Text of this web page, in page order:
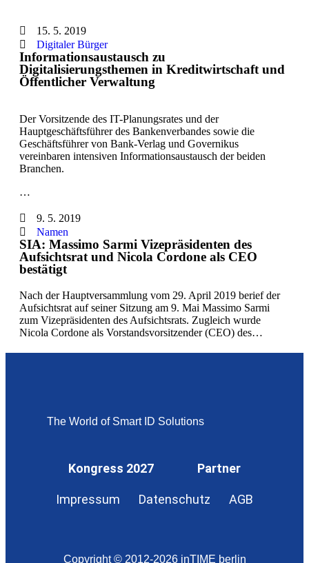
15. 5. 2019
Digitaler Bürger
Informationsaustausch zu
Digitalisierungsthemen in Kreditwirtschaft und
Öffentlicher Verwaltung
Der Vorsitzende des IT-Planungsrates und der
Hauptgeschäftsführer des Bankenverbandes sowie die
Geschäftsführer von Bank-Verlag und Governikus
vereinbaren intensiven Informationsaustausch der beiden
Branchen.
…
9. 5. 2019
Namen
SIA: Massimo Sarmi Vizepräsidenten des
Aufsichtsrat und Nicola Cordone als CEO
bestätigt
Nach der Hauptversammlung vom 29. April 2019 berief der
Aufsichtsrat auf seiner Sitzung am 9. Mai Massimo Sarmi
zum Vizepräsidenten des Aufsichtsrats. Zugleich wurde
Nicola Cordone als Vorstandsvorsitzender (CEO) des…
The World of Smart ID Solutions
Kongress 2027 Partner
Impressum Datenschutz AGB
Copyright © 2012-2026 inTIME berlin